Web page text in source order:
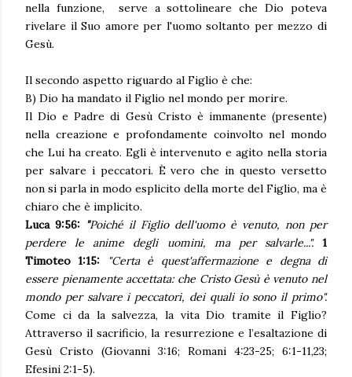
nella funzione, serve a sottolineare che Dio poteva
rivelare il Suo amore per l'uomo soltanto per mezzo di
Gesù.
Il secondo aspetto riguardo al Figlio è che:
B) Dio ha mandato il Figlio nel mondo per morire.
Il Dio e Padre di Gesù Cristo è immanente (presente)
nella creazione e profondamente coinvolto nel mondo
che Lui ha creato. Egli è intervenuto e agito nella storia
per salvare i peccatori. È vero che in questo versetto
non si parla in modo esplicito della morte del Figlio, ma è
chiaro che è implicito.
Luca 9:56: "Poiché il Figlio dell'uomo è venuto, non per
perdere le anime degli uomini, ma per salvarle...". 1
Timoteo 1:15:
"Certa è quest'affermazione e degna di
essere pienamente accettata: che Cristo Gesù è venuto nel
mondo per salvare i peccatori, dei quali io sono il primo".
Come ci da la salvezza, la vita Dio tramite il Figlio?
Attraverso il sacrificio, la resurrezione e l’esaltazione di
Gesù Cristo (Giovanni 3:16; Romani 4:23-25; 6:1-11,23;
Efesini 2:1-5).